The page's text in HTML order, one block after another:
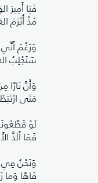
فَيَا أَمِيرَ
مُذْ أُبْرَمَ
وَرَغْمَ أَنِّي
سَتَجْلِبُ
وَأَنَّ نَارًا
مَتَى
لَوْ قَطَّعُونَا
فَمَا أَلَذَّ
وَنَحْنُ فِي
فَاهًا